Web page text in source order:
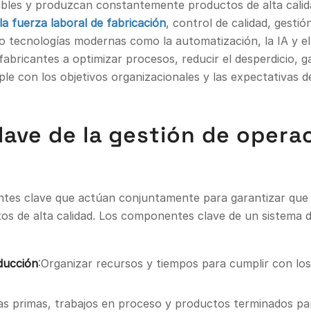
y produzcan constantemente productos de alta
fuerza laboral de fabricación, control de calidad,
tecnologías modernas como la automatización, la IA y
a optimizar procesos, reducir el desperdicio,
con los objetivos organizacionales y las expectativas
de la gestión de
clave que actúan conjuntamente para garantizar
de alta calidad. Los componentes clave de un sistema
:Organizar recursos y tiempos para cumplir con
primas, trabajos en proceso y productos terminados